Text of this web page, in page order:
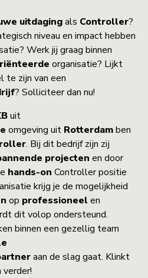
uitdagingals Controller?
niveau en impact hebben
Werk jij graag binnen
organisatie? Lijkt
te zijn van een
? Solliciteer dan nu!
uit
omgeving uit Rotterdamben
. Bij dit bedrijf zijn zij
projecten en door
hands-on Controller positie
krijg je de mogelijkheid
op professioneel en
dit volop ondersteund.
binnen een gezellig team
aan de slag gaat. Klinkt